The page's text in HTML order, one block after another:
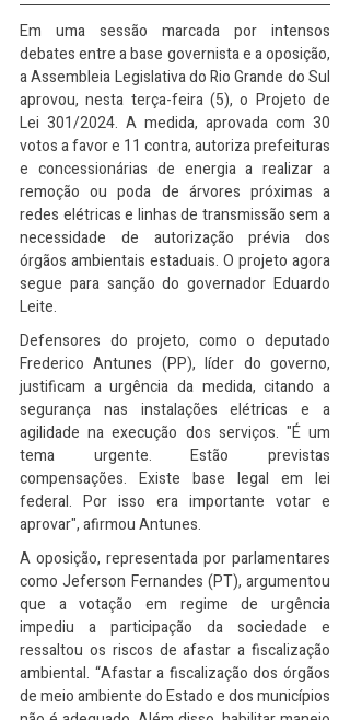
Em uma sessão marcada por intensos
debates entre a base governista e a oposição,
a Assembleia Legislativa do Rio Grande do Sul
aprovou, nesta terça-feira (5), o Projeto de
Lei 301/2024. A medida, aprovada com 30
votos a favor e 11 contra, autoriza prefeituras
e concessionárias de energia a realizar a
remoção ou poda de árvores próximas a
redes elétricas e linhas de transmissão sem a
necessidade de autorização prévia dos
órgãos ambientais estaduais. O projeto agora
segue para sanção do governador Eduardo
Leite.
Defensores do projeto, como o deputado
Frederico Antunes (PP), líder do governo,
justificam a urgência da medida, citando a
segurança nas instalações elétricas e a
agilidade na execução dos serviços. "É um
tema urgente. Estão previstas
compensações. Existe base legal em lei
federal. Por isso era importante votar e
aprovar", afirmou Antunes.
A oposição, representada por parlamentares
como Jeferson Fernandes (PT), argumentou
que a votação em regime de urgência
impediu a participação da sociedade e
ressaltou os riscos de afastar a fiscalização
ambiental. “Afastar a fiscalização dos órgãos
de meio ambiente do Estado e dos municípios